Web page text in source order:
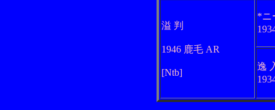
溢 判
1946 鹿毛 AR
[Ntb]
*ニ
逸